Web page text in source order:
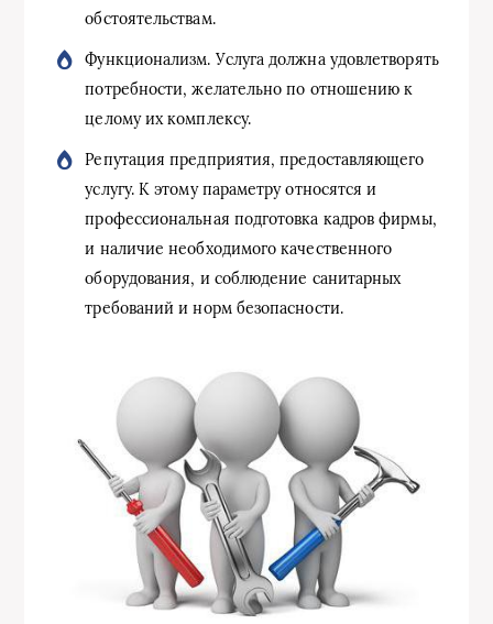
обстоятельствам.
Функционализм. Услуга должна удовлетворять
потребности, желательно по отношению к
целому их комплексу.
Репутация предприятия, предоставляющего
услугу. К этому параметру относятся и
профессиональная подготовка кадров фирмы,
и наличие необходимого качественного
оборудования, и соблюдение санитарных
требований и норм безопасности.